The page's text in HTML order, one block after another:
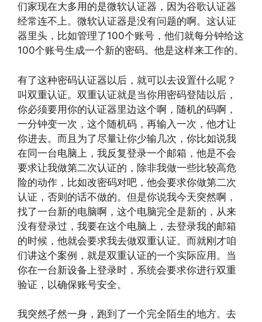
们家现在大多用的是微软认证器，因为谷歌认证器
经常连不上。微软认证器是没有问题的啊。这认证
器里头，比如管理了100个账号，他们就每分钟给这
100个账号生成一个新的密码。他是这样来工作的。
有了这种密码认证器以后，就可以去设置什么呢？
叫双重认证。双重认证就是当你用密码登陆以后，
你必须要用你的认证器里边这个啊，随机的码啊，
一分钟变一次，这个随机码，再输入一次，他才让
你进去。而且为了尽量让你少输几次，你比如说我
在同一台电脑上，我反复登录一个邮箱，他是不会
要求让我做第二次认证的，除非我做一些比较高危
险的动作，比如改密码对吧，他会要求你做第二次
认证，否则的话不做的。但是你说我今天突然啊，
找了一台新的电脑啊，这个电脑完全是新的，从来
没有登录过，我要在这个电脑上，去登录我的邮箱
的时候，他就会要求我去做双重认证。而就刚才咱
们讲这个案例，就是双重认证的一个实际应用。当
你在一台新设备上登录时，系统会要求你进行双重
验证，以确保账号安全。
我突然孑然一身，跑到了一个完全陌生的地方。去